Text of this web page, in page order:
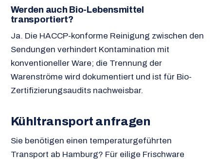
Werden auch Bio-Lebensmittel
transportiert?
Ja. Die HACCP-konforme Reinigung zwischen den
Sendungen verhindert Kontamination mit
konventioneller Ware; die Trennung der
Warenströme wird dokumentiert und ist für Bio-
Zertifizierungsaudits nachweisbar.
Kühltransport anfragen
Sie benötigen einen temperaturgeführten
Transport ab Hamburg? Für eilige Frischware